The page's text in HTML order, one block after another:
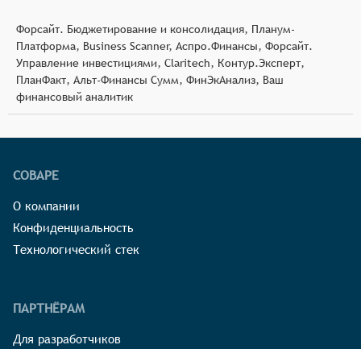
Форсайт. Бюджетирование и консолидация, Планум-
Платформа, Business Scanner, Аспро.Финансы, Форсайт.
Управление инвестициями, Claritech, Контур.Эксперт,
ПланФакт, Альт-Финансы Сумм, ФинЭкАнализ, Ваш
финансовый аналитик
СОВАРЕ
О компании
Конфиденциальность
Технологический стек
ПАРТНЁРАМ
Для разработчиков